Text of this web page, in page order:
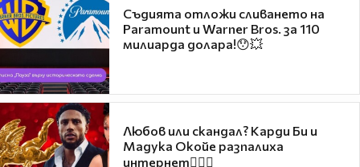
Съдията отложи сливането на
Paramount и Warner Bros. за 110
милиарда долара!😯💥
Любов или скандал? Карди Би и
Мадука Окойе разпалиха
интернет❤️‍🔥🔥